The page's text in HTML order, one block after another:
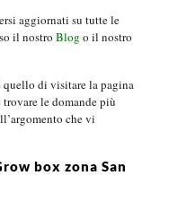
aggiornati su tutte le
il nostro Blog o il nostro
di visitare la pagina
le domande più
che vi
box zona San